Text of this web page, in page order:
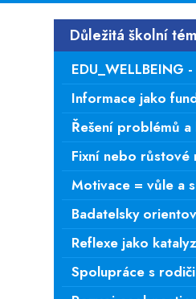
Důležitá školní
EDU_WELLBEING
Informace jako
Řešení problémů
Fixní nebo růstové
Motivace = vůle a
Badatelsky
Reflexe jako
Spolupráce s rodiči